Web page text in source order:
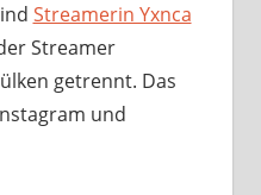
Streamerin Yxnca
Streamer
getrennt. Das
und